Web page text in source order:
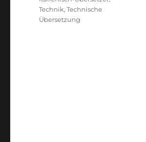
Technik,Technische
Übersetzung